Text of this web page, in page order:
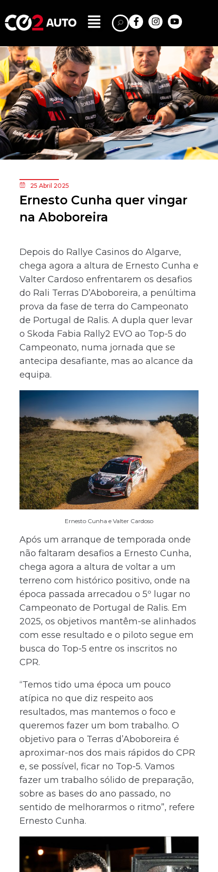
25 Abril 2025
Ernesto Cunha quer vingar
na Aboboreira
Depois do Rallye Casinos do Algarve,
chega agora a altura de Ernesto Cunha e
Valter Cardoso enfrentarem os desafios
do Rali Terras D’Aboboreira, a penúltima
prova da fase de terra do Campeonato
de Portugal de Ralis. A dupla quer levar
o Skoda Fabia Rally2 EVO ao Top-5 do
Campeonato, numa jornada que se
antecipa desafiante, mas ao alcance da
equipa.
Ernesto Cunha e Valter Cardoso
Após um arranque de temporada onde
não faltaram desafios a Ernesto Cunha,
chega agora a altura de voltar a um
terreno com histórico positivo, onde na
época passada arrecadou o 5º lugar no
Campeonato de Portugal de Ralis. Em
2025, os objetivos mantêm-se alinhados
com esse resultado e o piloto segue em
busca do Top-5 entre os inscritos no
CPR.
“Temos tido uma época um pouco
atípica no que diz respeito aos
resultados, mas mantemos o foco e
queremos fazer um bom trabalho. O
objetivo para o Terras d’Aboboreira é
aproximar-nos dos mais rápidos do CPR
e, se possível, ficar no Top-5. Vamos
fazer um trabalho sólido de preparação,
sobre as bases do ano passado, no
sentido de melhorarmos o ritmo”, refere
Ernesto Cunha.